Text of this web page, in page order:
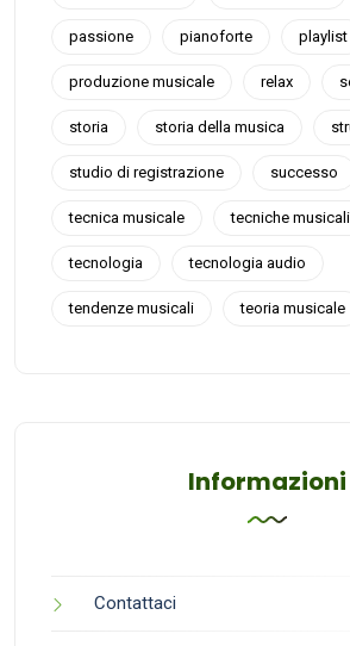
passione pianoforte playlist
produzione musicale relax
storia storia della musica
studio di registrazione successo
tecnica musicale tecniche musicali
tecnologia tecnologia audio
tendenze musicali teoria musicale
Informazioni
Contattaci